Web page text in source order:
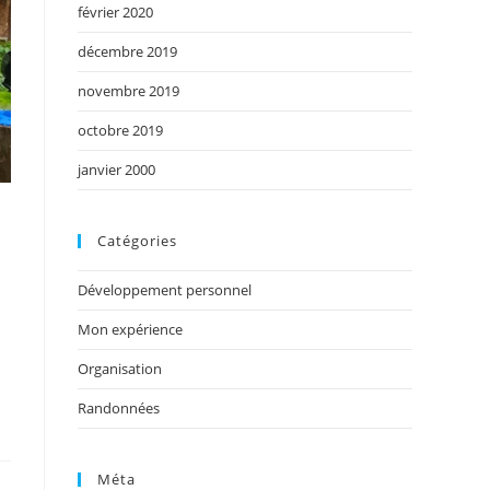
février 2020
décembre 2019
novembre 2019
octobre 2019
janvier 2000
Catégories
Développement personnel
Mon expérience
Organisation
Randonnées
Méta